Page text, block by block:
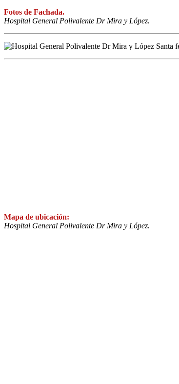
Fotos de Fachada.
Hospital General Polivalente Dr Mira y López.
Mapa de ubicación:
Hospital General Polivalente Dr Mira y López.